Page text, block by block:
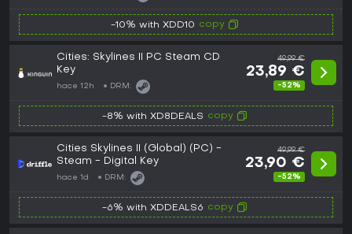
-10% with XDD10 copy
Cities: Skylines II PC Steam CD
Key
hace 12h DRM:
49,99 €
23,89 €
-52%
-8% with XD8DEALS copy
Cities Skylines II (Global) (PC) -
Steam - Digital Key
hace 1d DRM:
49,99 €
23,90 €
-52%
-6% with XDDEALS6 copy